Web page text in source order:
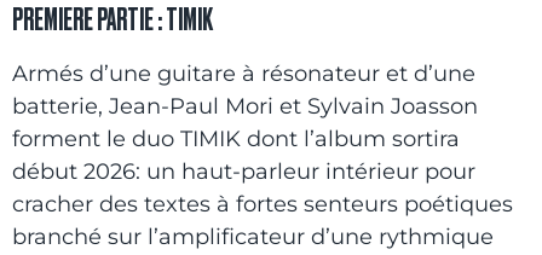
PREMIERE PARTIE : TIMIK
Armés d’une guitare à résonateur et d’une
batterie, Jean-Paul Mori et Sylvain Joasson
forment le duo TIMIK dont l’album sortira
début 2026: un haut-parleur intérieur pour
cracher des textes à fortes senteurs poétiques
branché sur l’amplificateur d’une rythmique